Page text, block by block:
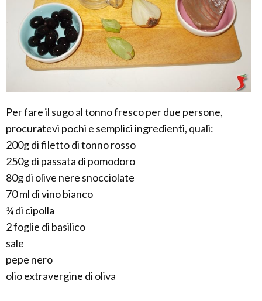
Per fare il sugo al tonno fresco per due persone,
procuratevi pochi e semplici ingredienti, quali:
200g di filetto di tonno rosso
250g di passata di pomodoro
80g di olive nere snocciolate
70 ml di vino bianco
¼ di cipolla
2 foglie di basilico
sale
pepe nero
olio extravergine di oliva